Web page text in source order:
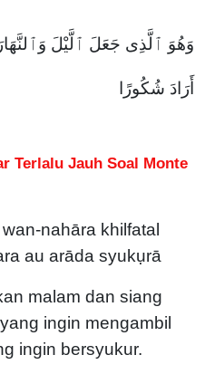
وَهُوَ ٱلَّذِى جَعَلَ ٱلَّيْلَ
أَرَادَ شُكُورًا
Terlalu Jauh Soal Monte
nahāra khilfatal
au arāda syukụrā
malam dan siang
ingin mengambil
ingin bersyukur.